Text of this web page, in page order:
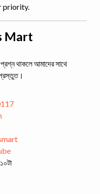
priority.
Mart
থাকলে আমাদের সাথে